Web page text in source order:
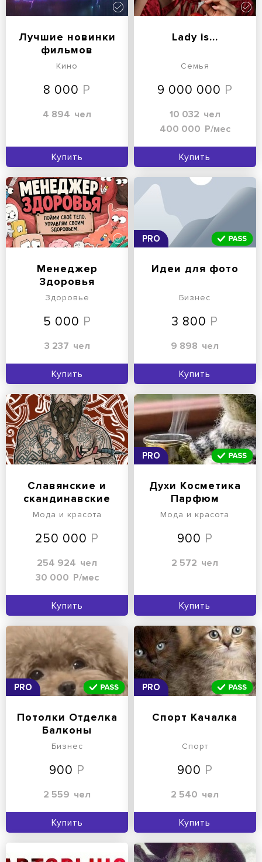
Лучшие новинки
фильмов
Кино
8 000
4 894 чел
Купить
Lady is...
Семья
9 000 000
10 032 чел
400 000 Р/мес
Купить
Менеджер
Здоровья
Здоровье
5 000
3 237 чел
Купить
PRO
Идеи для фото
Бизнес
3 800
9 898 чел
Купить
Славянские и
скандинавские
татуировки | эскизы
Мода и красота
250 000
254 924 чел
30 000 Р/мес
Купить
PRO
Духи Косметика
Парфюм
Мода и красота
900
2 572 чел
Купить
PRO
Потолки Отделка
Балконы
Бизнес
900
2 559 чел
Купить
PRO
Спорт Качалка
Спорт
900
2 540 чел
Купить